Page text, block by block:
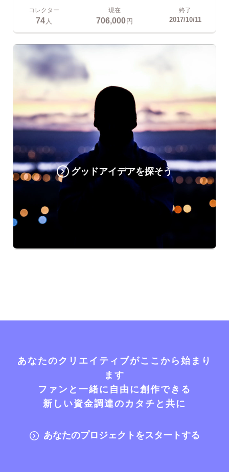
コレクター
74 人
現在
706,000円
終了
2017/10/11
グッドアイデアを探そう
あなたのクリエイティブがここから始まり
ます
ファンと一緒に自由に創作できる
新しい資金調達のカタチと共に
あなたのプロジェクトをスタートする